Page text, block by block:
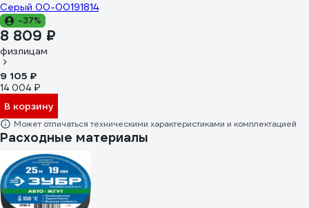
Серый 00-00191814
-37%
8 809 ₽
физлицам
9 105 ₽
14 004 ₽
В корзину
Может отличаться техническими характеристиками и комплектацией
Расходные материалы